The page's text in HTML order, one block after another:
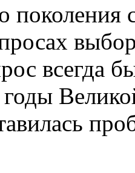
поколения
всегда
годы